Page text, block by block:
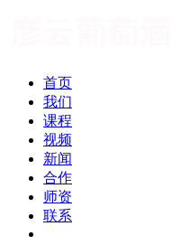
首页
我们
课程
视频
新闻
合作
师资
联系